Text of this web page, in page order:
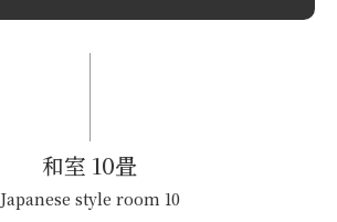
和室 10畳
Japanese style room 10